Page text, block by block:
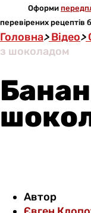
Оформи
перевірених рецептів
Головна>Відео>
з шоколадом
Автор